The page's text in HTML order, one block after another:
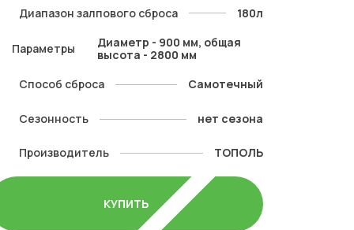
Диапазон залпового сброса
180л
Параметры
Диаметр - 900 мм, общая
высота - 2800 мм
Способ сброса
Самотечный
Сезонность нет сезона
Производитель ТОПОЛЬ
КУПИТЬ